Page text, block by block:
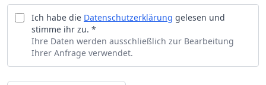
Ich habe die Datenschutzerklärung gelesen und
stimme ihr zu. *
Ihre Daten werden ausschließlich zur Bearbeitung
Ihrer Anfrage verwendet.